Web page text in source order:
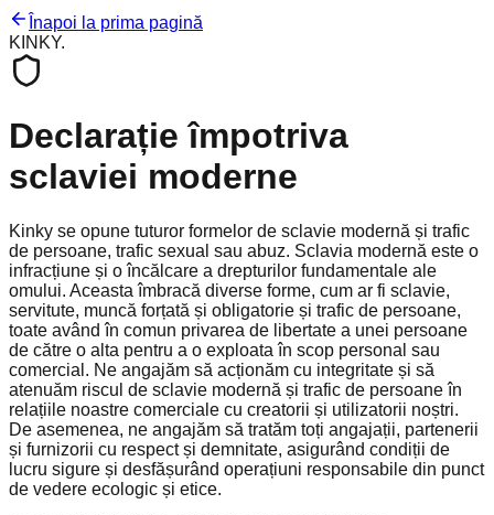
Înapoi la prima pagină
KINKY.
Declarație împotriva
sclaviei moderne
Kinky se opune tuturor formelor de sclavie modernă și trafic
de persoane, trafic sexual sau abuz. Sclavia modernă este o
infracțiune și o încălcare a drepturilor fundamentale ale
omului. Aceasta îmbracă diverse forme, cum ar fi sclavie,
servitute, muncă forțată și obligatorie și trafic de persoane,
toate având în comun privarea de libertate a unei persoane
de către o alta pentru a o exploata în scop personal sau
comercial. Ne angajăm să acționăm cu integritate și să
atenuăm riscul de sclavie modernă și trafic de persoane în
relațiile noastre comerciale cu creatorii și utilizatorii noștri.
De asemenea, ne angajăm să tratăm toți angajații, partenerii
și furnizorii cu respect și demnitate, asigurând condiții de
lucru sigure și desfășurând operațiuni responsabile din punct
de vedere ecologic și etice.